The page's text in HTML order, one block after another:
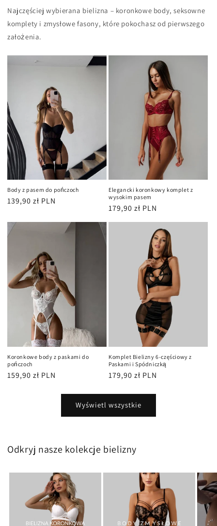
Najczęściej wybierana bielizna – koronkowe body, seksowne
komplety i zmysłowe fasony, które pokochasz od pierwszego
założenia.
Body z pasem do pończoch
Cena
139,90 zł PLN
Elegancki koronkowy komplet z
wysokim pasem
Cena
179,90 zł PLN
Koronkowe body z paskami do
pończoch
Cena
159,90 zł PLN
Komplet Bielizny 6-częściowy z
Paskami i Spódniczką
Cena
179,90 zł PLN
Wyświetl wszystkie
Odkryj nasze kolekcje bielizny